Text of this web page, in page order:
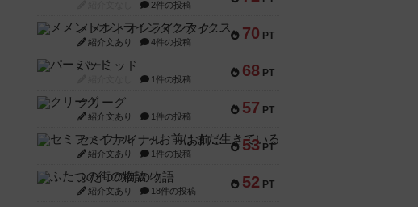
2件の投稿
70 PT
メメントオンラインタクティクス
紹介文あり 4件の投稿
68 PT
パーミッド
1件の投稿
57 PT
クリーグ
紹介文あり 1件の投稿
53 PT
セミファイナル ～お前はまだ生きている～
紹介文あり 1件の投稿
52 PT
ふたつの街の物語
紹介文あり 18件の投稿